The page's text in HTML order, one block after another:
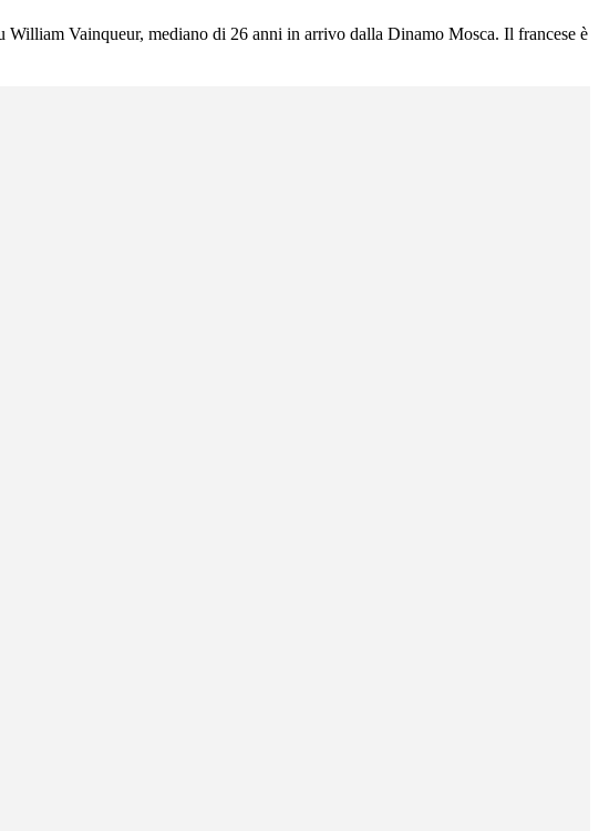
Vainqueur, mediano di 26 anni in arrivo dalla Dinamo Mosca. Il francese è